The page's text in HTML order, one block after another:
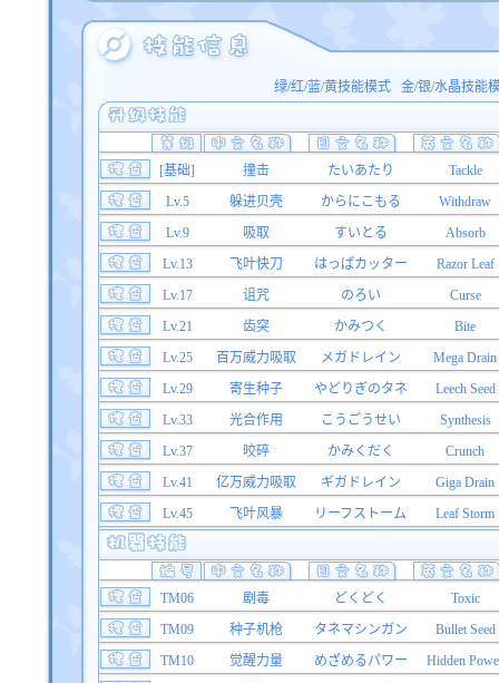
绿/红/蓝/黄技能模式 金/银/水晶技能
[基础] 撞击 たいあたり
Tackle
Lv.5
躲进贝壳 からにこもる
Withdraw
Lv.9
吸取 すいとる
Absorb
Lv.13
飞叶快刀 はっぱカッター
Razor Leaf
Lv.17
诅咒 のろい
Curse
Lv.21
齿突 かみつく
Bite
Lv.25
百万威力吸取 メガドレイン
Mega Drain
Lv.29
寄生种子 やどりぎのタネ
Leech Seed
Lv.33
光合作用 こうごうせい
Synthesis
Lv.37
咬碎 かみくだく
Crunch
Lv.41
亿万威力吸取 ギガドレイン
Giga Drain
Lv.45
飞叶风暴 リーフストーム Leaf Storm
TM06 剧毒 どくどく
Toxic
TM09
种子机枪 タネマシンガン
Bullet Seed
TM10
觉醒力量 めざめるパワー
Hidden